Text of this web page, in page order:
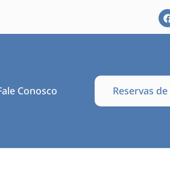
Conosco Reservas